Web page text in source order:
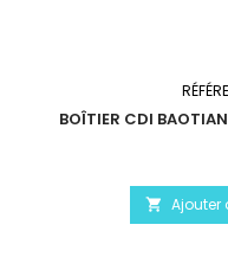
BOÎTIER CDI
 Ajouter